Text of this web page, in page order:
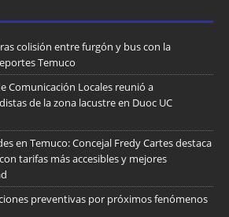
colisión entre furgón y bus con la
Temuco
Comunicación Locales reunió a
de la zona lacustre en Duoc UC
en Temuco: Concejal Fredy Cartes destaca
tarifas más accesibles y mejores
preventivas por próximos fenómenos